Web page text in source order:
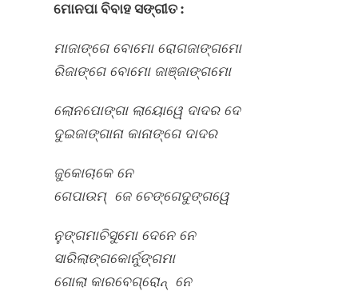
ମୋନପାବିବାହସଙ୍ଗୀତ:
ମାଜାଙ୍ଗେ ବୋମୋ ରୋଗଜାଙ୍ଗମୋ
ରିଜାଙ୍ଗେ ବୋମୋ ଜାଞ୍ଜାଙ୍ଗମୋ
ଲୋନପୋଙ୍ଗା ଲାୟୋୱେ ଦାଦର ଦେ
ଦୁଇଜାଙ୍ଗାନା କାନାଙ୍ଗେ ଦାଦର
ଜୁକୋଚାକେ ନେ
ଗେପାଉମ୍ ଜେ ଚେଙ୍ଗେଦୁଙ୍ଗୱେ
ନୁଙ୍ଗମାଚିସୁମୋ ଦେନେ ନେ
ସାରିଲାଙ୍ଗକୋର୍ନୁଙ୍ଗମା
ଗୋଲା କାରବେଗ୍ରୋନ୍ ନେ